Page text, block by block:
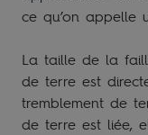
ce qu’on appelle
La taille de la
de terre est
tremblement de
de terre est liée,